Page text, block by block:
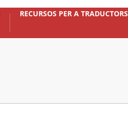
RECURSOS PER A TRADUCTORS